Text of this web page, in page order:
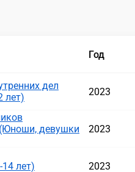
Год
дел
лет)
2023
девушки
2023
лет) 2023